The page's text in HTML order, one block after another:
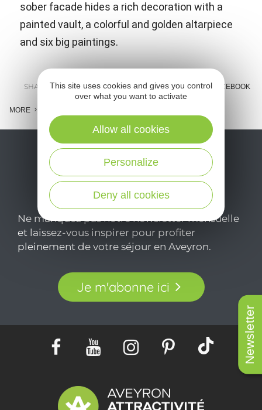
Newsletter
sober facade hides a rich decoration with a
painted vault, a colorful and golden altarpiece
and six big paintings.
SHARE : E-MAIL MESSENGER FACEBOOK
MORE
Ne manquez pas notre newsletter mensuelle
et laissez-vous inspirer pour profiter
pleinement de votre séjour en Aveyron.
Je m'abonne ici
This site uses cookies and gives you control
over what you want to activate
Deny all cookies
Personalize
Allow all cookies